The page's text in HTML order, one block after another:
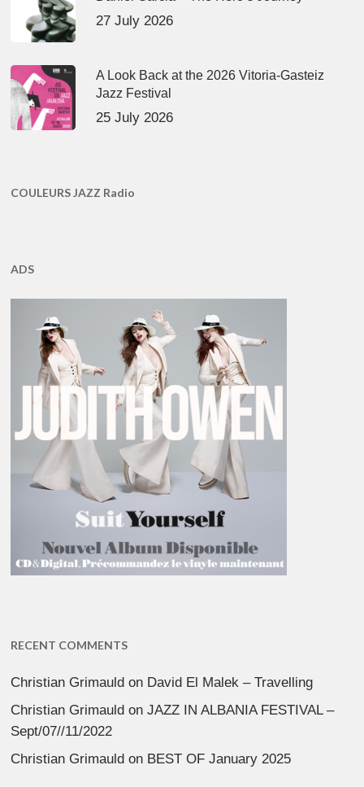
27 July 2026
A Look Back at the 2026 Vitoria-Gasteiz
Jazz Festival
25 July 2026
COULEURS JAZZ Radio
ADS
RECENT COMMENTS
Christian Grimauld on David El Malek – Travelling
Christian Grimauld onJAZZ IN ALBANIA FESTIVAL –
Sept/07//11/2022
Christian Grimauld on BEST OF January 2025